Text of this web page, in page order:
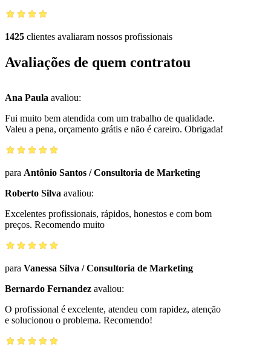
1425 clientes avaliaram nossos profissionais
Avaliações de quem contratou
Ana Paula avaliou:
Fui muito bem atendida com um trabalho de qualidade.
Valeu a pena, orçamento grátis e não é careiro. Obrigada!
para Antônio Santos /Consultoria de Marketing
Roberto Silva avaliou:
Excelentes profissionais, rápidos, honestos e com bom
preços. Recomendo muito
para Vanessa Silva /Consultoria de Marketing
Bernardo Fernandez avaliou:
O profissional é excelente, atendeu com rapidez, atenção
e solucionou o problema. Recomendo!